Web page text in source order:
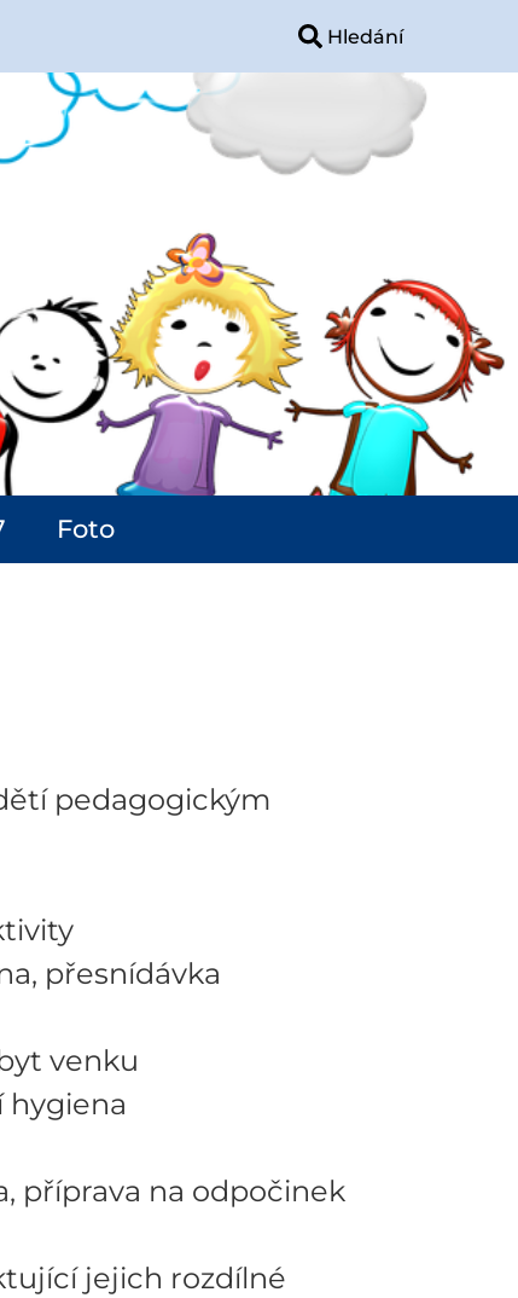
Foto
pedagogickým
přesnídávka
venku
hygiena
příprava na odpočinek
jejich rozdílné